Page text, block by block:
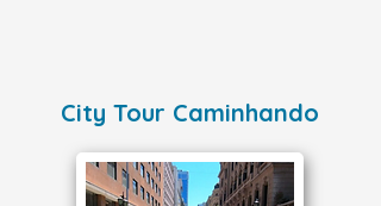
City Tour Caminhando